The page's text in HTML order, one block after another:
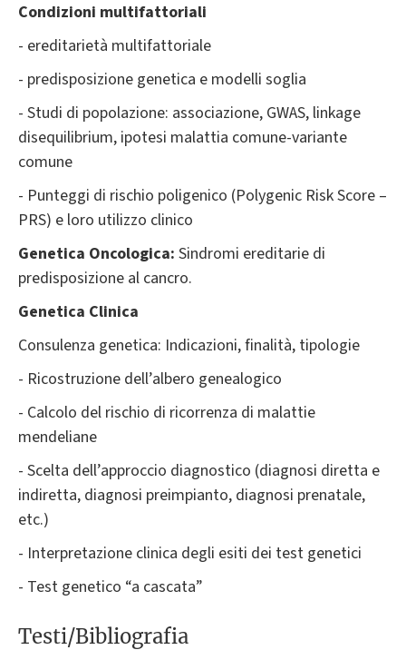
Condizioni multifattoriali
- ereditarietà multifattoriale
- predisposizione genetica e modelli soglia
- Studi di popolazione: associazione, GWAS, linkage
disequilibrium, ipotesi malattia comune-variante
comune
- Punteggi di rischio poligenico (Polygenic Risk Score –
PRS) e loro utilizzo clinico
Genetica Oncologica: Sindromi ereditarie di
predisposizione al cancro.
Genetica Clinica
Consulenza genetica: Indicazioni, finalità, tipologie
- Ricostruzione dell’albero genealogico
- Calcolo del rischio di ricorrenza di malattie
mendeliane
- Scelta dell’approccio diagnostico (diagnosi diretta e
indiretta, diagnosi preimpianto, diagnosi prenatale,
etc.)
- Interpretazione clinica degli esiti dei test genetici
- Test genetico “a cascata”
Testi/Bibliografia